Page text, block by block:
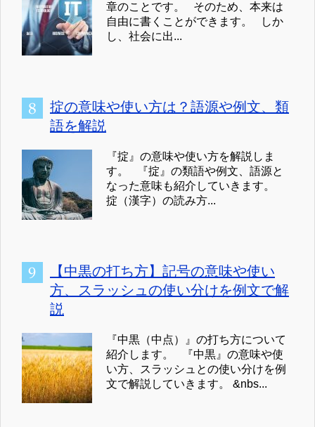
章のことです。 そのため、本来は
自由に書くことができます。 しか
し、社会に出...
掟の意味や使い方は？語源や例文、類
語を解説
『掟』の意味や使い方を解説しま
す。 『掟』の類語や例文、語源と
なった意味も紹介していきます。
掟（漢字）の読み方...
【中黒の打ち方】記号の意味や使い
方、スラッシュの使い分けを例文で解
説
『中黒（中点）』の打ち方について
紹介します。 『中黒』の意味や使
い方、スラッシュとの使い分けを例
文で解説していきます。 &nbs...